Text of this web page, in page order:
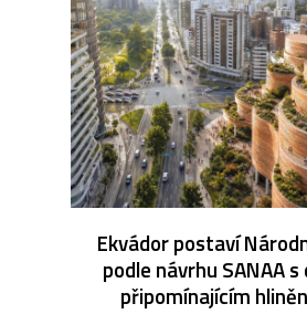
Ekvádor postaví
podle návrhu SANAA
připomínajícím